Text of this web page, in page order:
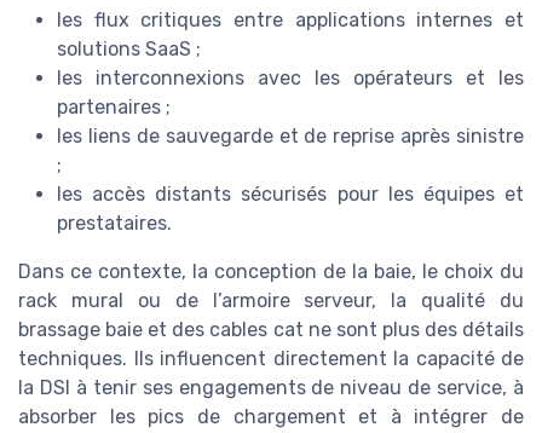
les flux critiques entre applications internes et
solutions SaaS ;
les interconnexions avec les opérateurs et les
partenaires ;
les liens de sauvegarde et de reprise après sinistre
;
les accès distants sécurisés pour les équipes et
prestataires.
Dans ce contexte, la conception de la baie, le choix du
rack mural ou de l’armoire serveur, la qualité du
brassage baie et des cables cat ne sont plus des détails
techniques. Ils influencent directement la capacité de
la DSI à tenir ses engagements de niveau de service, à
absorber les pics de chargement et à intégrer de